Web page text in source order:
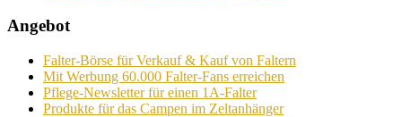
Angebot
Falter-Börse für Verkauf & Kauf von Faltern
Mit Werbung 60.000 Falter-Fans erreichen
Pflege-Newsletter für einen 1A-Falter
Produkte für das Campen im Zeltanhänger